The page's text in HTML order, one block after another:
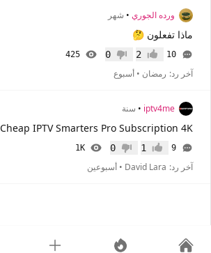
ورده الجوري • شهر
ماذا تفعلون 🤔
10 إعجاب2 عدم إعجاب
0
425
آخر رد: رمضان • أسبوع
iptv4me
• سنة
Cheap IPTV Smarters Pro Subscription 4K
9 إعجاب1 عدم إعجاب
0
1K
آخر رد: David Lara
• أسبوعين